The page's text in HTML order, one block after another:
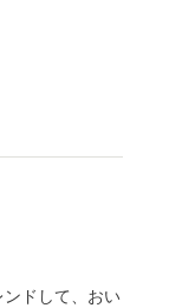
ドして、おい